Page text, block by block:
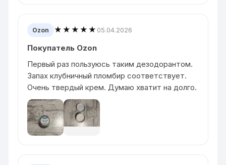
Ozon ★★★★★ 05.04.2026
Покупатель Ozon
Первый раз пользуюсь таким дезодорантом.
Запах клубничный пломбир соответствует.
Очень твердый крем. Думаю хватит на долго.